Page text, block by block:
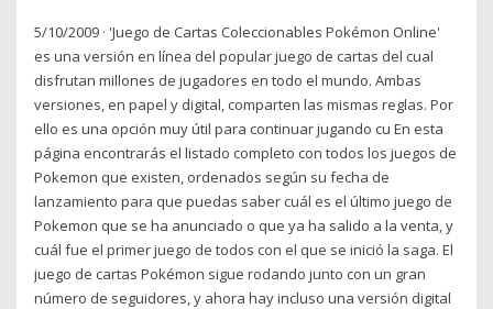
5/10/2009 · 'Juego de Cartas Coleccionables Pokémon Online'
es una versión en línea del popular juego de cartas del cual
disfrutan millones de jugadores en todo el mundo. Ambas
versiones, en papel y digital, comparten las mismas reglas. Por
ello es una opción muy útil para continuar jugando cu En esta
página encontrarás el listado completo con todos los juegos de
Pokemon que existen, ordenados según su fecha de
lanzamiento para que puedas saber cuál es el último juego de
Pokemon que se ha anunciado o que ya ha salido a la venta, y
cuál fue el primer juego de todos con el que se inició la saga. El
juego de cartas Pokémon sigue rodando junto con un gran
número de seguidores, y ahora hay incluso una versión digital